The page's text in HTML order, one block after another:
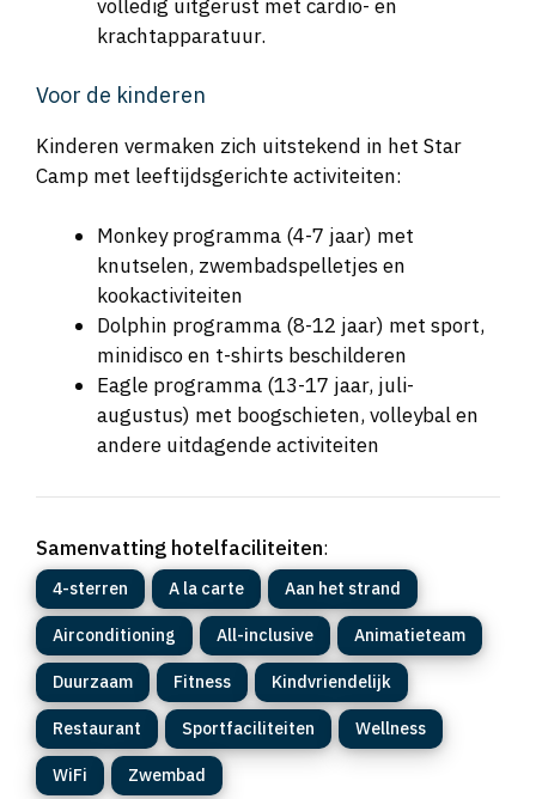
volledig uitgerust met cardio- en
krachtapparatuur.
Voor de kinderen
Kinderen vermaken zich uitstekend in het Star
Camp met leeftijdsgerichte activiteiten:
Monkey programma (4-7 jaar) met
knutselen, zwembadspelletjes en
kookactiviteiten
Dolphin programma (8-12 jaar) met sport,
minidisco en t-shirts beschilderen
Eagle programma (13-17 jaar, juli-
augustus) met boogschieten, volleybal en
andere uitdagende activiteiten
Samenvatting hotelfaciliteiten:
4-sterren A la carte Aan het strand
Airconditioning All-inclusive Animatieteam
Duurzaam Fitness Kindvriendelijk
Restaurant Sportfaciliteiten Wellness
WiFi Zwembad